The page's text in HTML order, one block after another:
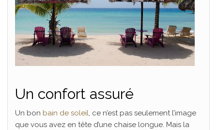
Un confort assuré
Un bon bain de soleil, ce n’est pas seulement l’image
que vous avez en tête d’une chaise longue. Mais la